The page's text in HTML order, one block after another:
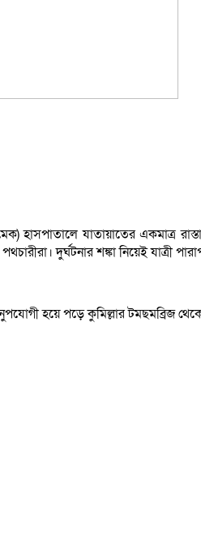
হাসপাতালে যাতায়াতের একমাত্র
দুর্ঘটনার শঙ্কা নিয়েই যাত্রী
হয়ে পড়ে কুমিল্লার টমছমব্রিজ